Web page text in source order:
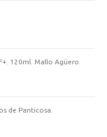
120ml. Mallo Agüero.
de Panticosa.